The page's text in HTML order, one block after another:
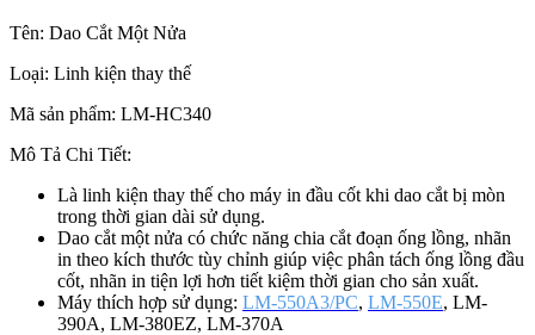
Tên: Dao Cắt Một Nửa
Loại: Linh kiện thay thế
Mã sản phẩm: LM-HC340
Mô Tả Chi Tiết:
Là linh kiện thay thế cho máy in đầu cốt khi dao cắt bị mòn
trong thời gian dài sử dụng.
Dao cắt một nửa có chức năng chia cắt đoạn ống lồng, nhãn
in theo kích thước tùy chỉnh giúp việc phân tách ống lồng đầu
cốt, nhãn in tiện lợi hơn tiết kiệm thời gian cho sản xuất.
Máy thích hợp sử dụng: LM-550A3/PC, LM-550E, LM-
390A, LM-380EZ, LM-370A